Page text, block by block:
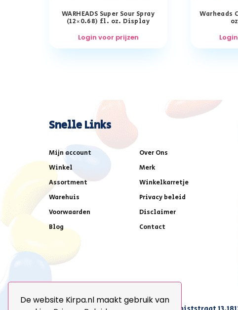
De website Kirpa.nl maakt gebruik van
WARHEADS Super Sour Spray
(12×0.68) fl. oz. Display
Login voor prijzen
Warheads
Snelle Links
Mijn account
Over Ons
Winkel
Merk
Assortment
Winkelkarretje
Warehuis
Privacy beleid
Voorwaarden
Disclaimer
Blog
Contact